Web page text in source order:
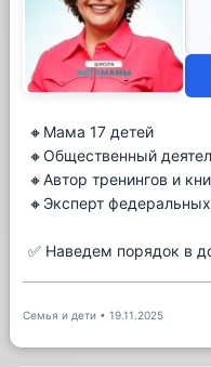
🔸Мама 17 детей
🔸Общественный
🔸Автор тренингов и
🔸Эксперт
✅ Наведем порядок в
Семья и дети • 19.11.2025